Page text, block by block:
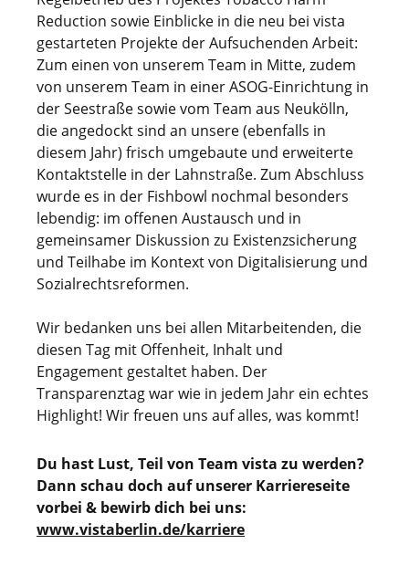
Reduction sowie Einblicke in die neu bei vista
gestarteten Projekte der Aufsuchenden Arbeit:
Zum einen von unserem Team in Mitte, zudem
von unserem Team in einer ASOG-Einrichtung in
der Seestraße sowie vom Team aus Neukölln,
die angedockt sind an unsere (ebenfalls in
diesem Jahr) frisch umgebaute und erweiterte
Kontaktstelle in der Lahnstraße. Zum Abschluss
wurde es in der Fishbowl nochmal besonders
lebendig: im offenen Austausch und in
gemeinsamer Diskussion zu Existenzsicherung
und Teilhabe im Kontext von Digitalisierung und
Sozialrechtsreformen.
Wir bedanken uns bei allen Mitarbeitenden, die
diesen Tag mit Offenheit, Inhalt und
Engagement gestaltet haben. Der
Transparenztag war wie in jedem Jahr ein echtes
Highlight! Wir freuen uns auf alles, was kommt!
Du hast Lust, Teil von Team vista zu werden?
Dann schau doch auf unserer Karriereseite
vorbei & bewirb dich bei uns:
www.vistaberlin.de/karriere